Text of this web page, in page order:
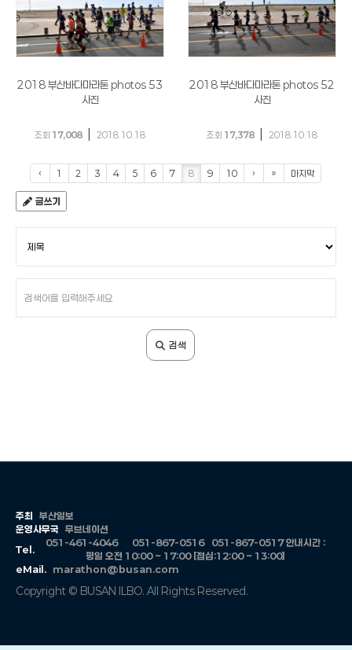
2018 부산바다마라톤 photos 53
사진
조회 17,008 2018.10.18
2018 부산바다마라톤 photos 52
사진
조회 17,378 2018.10.18
‹ 1 2 3 4 5 6 7 8 9 10 › » 마지막
글쓰기
조
어
력
검색
주최
부산일보
운영사무국
무브네이션
Tel.
051-461-4046 051-867-0516 051-867-0517안내시간 :
평일 오전 10:00 ~ 17:00 [점심:12:00 ~ 13:00]
eMail.
marathon@busan.com
Copyright © BUSAN ILBO. All Rights Reserved.